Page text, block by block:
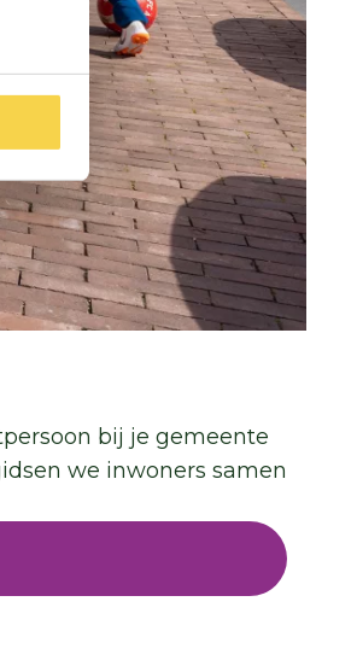
bij je gemeente
we inwoners samen